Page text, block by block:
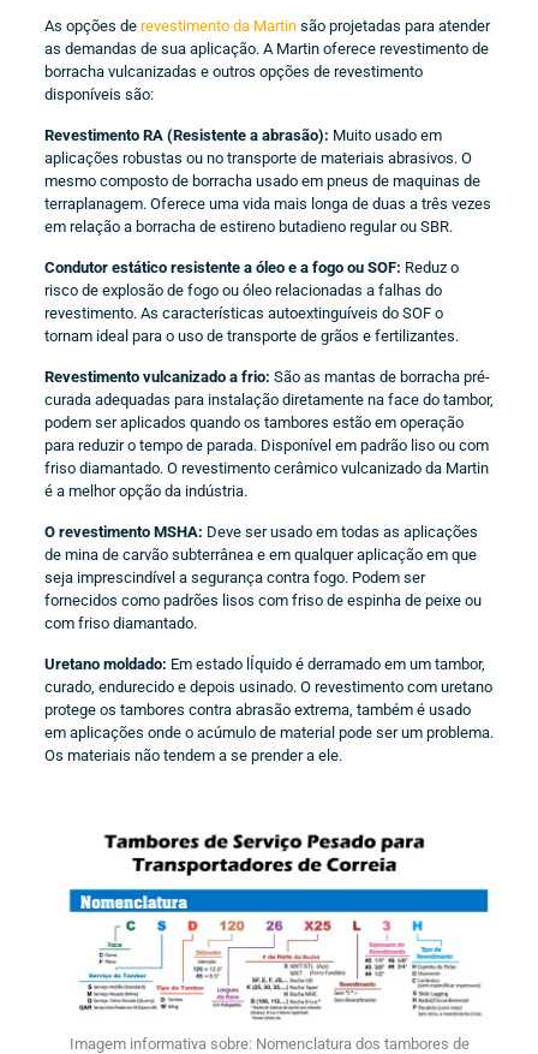
As opções de revestimento da Martinsão projetadas para atender
as demandas de sua aplicação. A Martin oferece revestimento de
borracha vulcanizadas e outros opções de revestimento
disponíveis são:
Revestimento RA (Resistente a abrasão): Muito usado em
aplicações robustas ou no transporte de materiais abrasivos. O
mesmo composto de borracha usado em pneus de maquinas de
terraplanagem. Oferece uma vida mais longa de duas a três vezes
em relação a borracha de estireno butadieno regular ou SBR.
Condutor estático resistente a óleo e a fogo ou SOF: Reduz o
risco de explosão de fogo ou óleo relacionadas a falhas do
revestimento. As características autoextinguíveis do SOF o
tornam ideal para o uso de transporte de grãos e fertilizantes.
Revestimento vulcanizado a frio: São as mantas de borracha pré-
curada adequadas para instalação diretamente na face do tambor,
podem ser aplicados quando os tambores estão em operação
para reduzir o tempo de parada. Disponível em padrão liso ou com
friso diamantado. O revestimento cerâmico vulcanizado da Martin
é a melhor opção da indústria.
O revestimento MSHA: Deve ser usado em todas as aplicações
de mina de carvão subterrânea e em qualquer aplicação em que
seja imprescindível a segurança contra fogo. Podem ser
fornecidos como padrões lisos com friso de espinha de peixe ou
com friso diamantado.
Uretano moldado: Em estado lÍquido é derramado em um tambor,
curado, endurecido e depois usinado. O revestimento com uretano
protege os tambores contra abrasão extrema, também é usado
em aplicações onde o acúmulo de material pode ser um problema.
Os materiais não tendem a se prender a ele.
Imagem informativa sobre: Nomenclatura dos tambores de